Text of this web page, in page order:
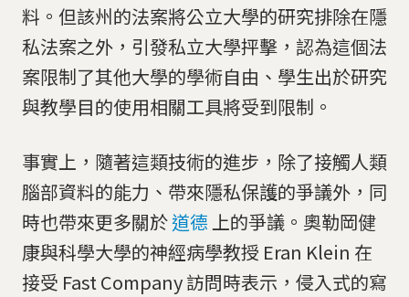
料。但該州的法案將公立大學的研究排除在隱
私法案之外，引發私立大學抨擊，認為這個法
案限制了其他大學的學術自由、學生出於研究
與教學目的使用相關工具將受到限制。
事實上，隨著這類技術的進步，除了接觸人類
腦部資料的能力、帶來隱私保護的爭議外，同
時也帶來更多關於道德 上的爭議。奧勒岡健
康與科學大學的神經病學教授 Eran Klein 在
接受 Fast Company 訪問時表示，侵入式的寫